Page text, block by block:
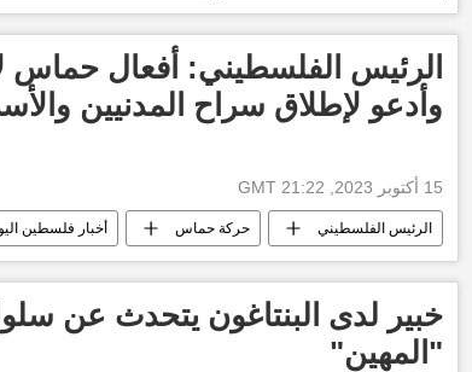
الرئيس الفلسطيني: أفعال حماس
وأدعو لإطلاق سراح المدنيين
15 أكتوبر 2023, 21:22 GMT
الرئيس الفلسطيني حركة حماس أخبار فلسطين
التصعيد العسكري بين غزة وإسرائيل
خبير لدى البنتاغون يتحدث عن
"المهين"